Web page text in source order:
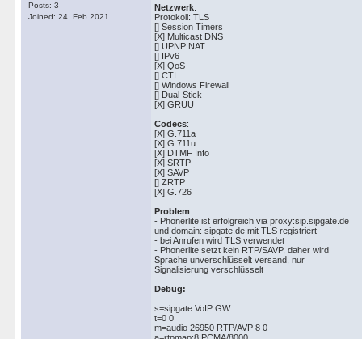
Posts: 3
Joined: 24. Feb 2021
Netzwerk:
Protokoll: TLS
[] Session Timers
[X] Multicast DNS
[] UPNP NAT
[] IPv6
[X] QoS
[] CTI
[] Windows Firewall
[] Dual-Stick
[X] GRUU
Codecs:
[X] G.711a
[X] G.711u
[X] DTMF Info
[X] SRTP
[X] SAVP
[] ZRTP
[X] G.726
Problem:
- Phonerlite ist erfolgreich via proxy:sip.sipgate.de
und domain: sipgate.de mit TLS registriert
- bei Anrufen wird TLS verwendet
- Phonerlite setzt kein RTP/SAVP, daher wird
Sprache unverschlüsselt versand, nur
Signalisierung verschlüsselt
Debug:
s=sipgate VoIP GW
t=0 0
m=audio 26950 RTP/AVP 8 0